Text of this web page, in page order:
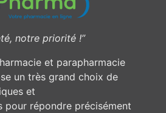
notre priorité !”
et parapharmacie
un très grand choix de
et
pour répondre précisément